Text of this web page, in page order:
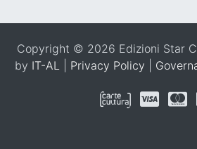
Copyright © 2026 Edizioni Star
by IT-AL Privacy Policy